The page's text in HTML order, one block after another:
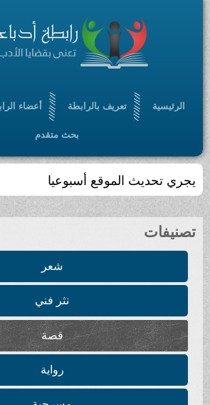
الرئيسية تعريف بالرابطة أعضاء الرابطة
بحث متقدم
يجري تحديث الموقع أسبوعيا
تصنيفات
شعر
نثر فني
قصة
رواية